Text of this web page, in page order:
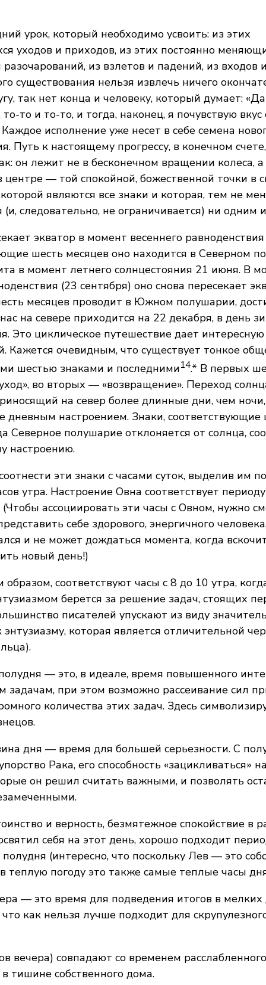
урок, который необходимо усвоить: из этих
уходов и приходов, из этих постоянно
из взлетов и падений, из входов
существования нельзя извлечь ничего
так нет конца и человеку, который думает:
то и то-то, и тогда, наконец, я почувствую
исполнение уже несет в себе семена
Путь к настоящему прогрессу, в конечном
он лежит не в бесконечном вращении колеса, а
центре — той спокойной, божественной точки в
являются все знаки и которая, тем не
(и, следовательно, не ограничивается) ни одним
экватор в момент весеннего
шесть месяцев оно находится в Северном
в момент летнего солнцестояния 21 июня. В
(23 сентября) оно снова пересекает
месяцев проводит в Южном полушарии,
на севере приходится на 22 декабря, в день
Это циклическое путешествие дает
Кажется очевидным, что существует тонкое
шестью знаками и последними14.* В первых
во вторых — «возвращение». Переход
на север более длинные дни, чем
дневным настроением. Знаки, соответствующие
Северное полушарие отклоняется от солнца,
настроению.
эти знаки с часами суток, выделив им
утра. Настроение Овна соответствует
(Чтобы ассоциировать эти часы с Овном, нужно
себе здорового, энергичного
и не может дождаться момента, когда
новый день!)
образом, соответствуют часы с 8 до 10 утра,
берется за решение задач, стоящих
писателей упускают из виду
энтузиазму, которая является отличительной
— это, в идеале, время повышенного
задачам, при этом возможно рассеивание сил
количества этих задач. Здесь
дня — время для большей серьезности. С
Рака, его способность «зацикливаться»
он решил считать важными, и позволять
и верность, безмятежное спокойствие в
себя на этот день, хорошо подходит
(интересно, что поскольку Лев — это
теплую погоду это также самые теплые часы
— это время для подведения итогов в мелких
как нельзя лучше подходит для
вечера) совпадают со временем
тишине собственного дома.